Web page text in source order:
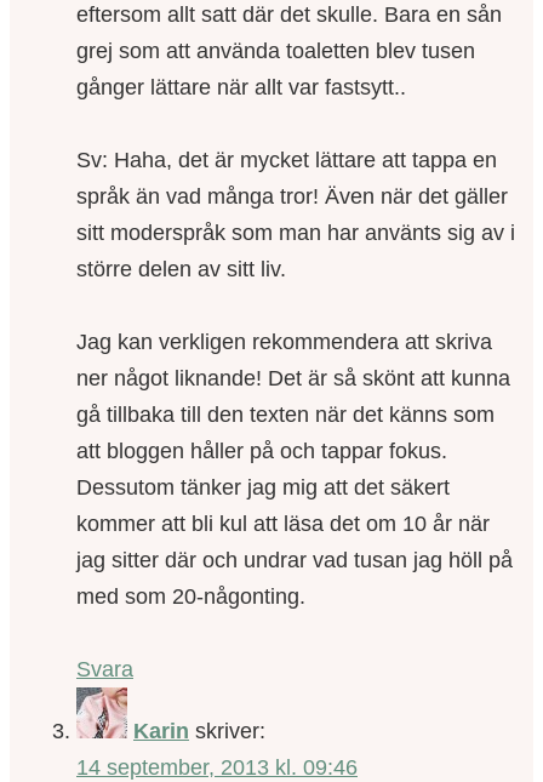
eftersom allt satt där det skulle. Bara en sån
grej som att använda toaletten blev tusen
gånger lättare när allt var fastsytt..
Sv: Haha, det är mycket lättare att tappa en
språk än vad många tror! Även när det gäller
sitt moderspråk som man har använts sig av i
större delen av sitt liv.
Jag kan verkligen rekommendera att skriva
ner något liknande! Det är så skönt att kunna
gå tillbaka till den texten när det känns som
att bloggen håller på och tappar fokus.
Dessutom tänker jag mig att det säkert
kommer att bli kul att läsa det om 10 år när
jag sitter där och undrar vad tusan jag höll på
med som 20-någonting.
Svara
Karin skriver:
14 september, 2013 kl. 09:46